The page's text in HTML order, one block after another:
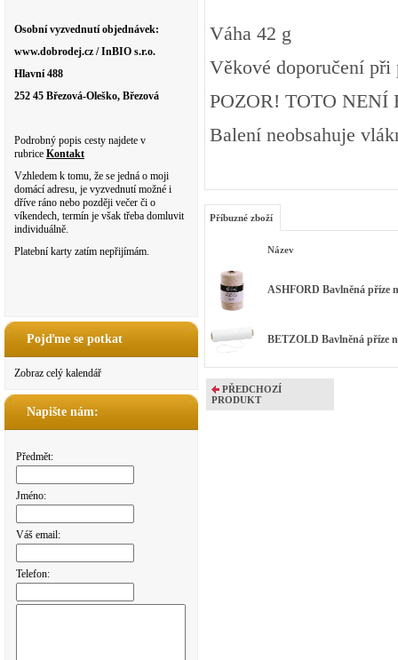
Osobní vyzvednutí objednávek:
www.dobrodej.cz / InBIO s.r.o.
Hlavní 488
252 45 Březová-Oleško, Březová
Podrobný popis cesty najdete v
rubrice Kontakt
Vzhledem k tomu, že se jedná o moji
domácí adresu, je vyzvednutí možné i
dříve ráno nebo později večer či o
víkendech, termín je však třeba domluvit
individuálně.
Platební karty zatím nepřijímám.
Pojďme se potkat
Zobraz celý kalendář
Napište nám:
Předmět:
Jméno:
Váš email:
Telefon:
Váha 42 g
Věkové doporučení
POZOR! TOTO
Balení neobsahuje
Příbuzné zboží
Název
ASHFORD Bavlněná příze
BETZOLD Bavlněná příze
PŘEDCHOZÍ
PRODUKT